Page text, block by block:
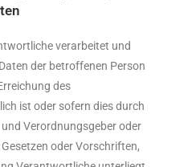
verarbeitet und
der betroffenen Person
des
ist oder sofern dies durch
Verordnungsgeber oder
oder Vorschriften,